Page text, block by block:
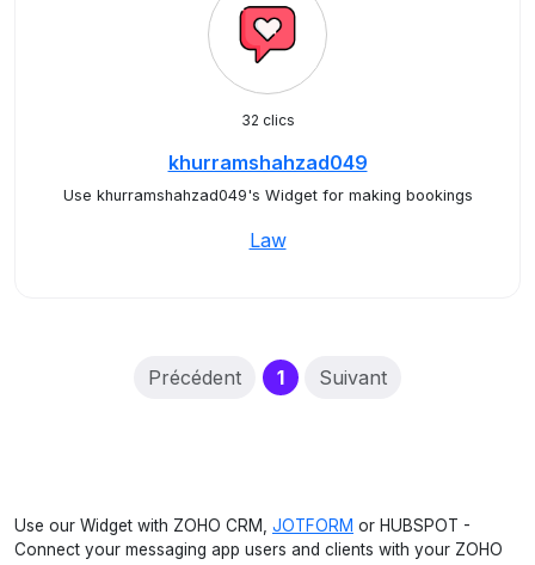
32 clics
khurramshahzad049
Use khurramshahzad049's Widget for making bookings
Law
Précédent 1(current)
Suivant
Use our Widget with ZOHO CRM, JOTFORM or HUBSPOT -
Connect your messaging app users and clients with your ZOHO